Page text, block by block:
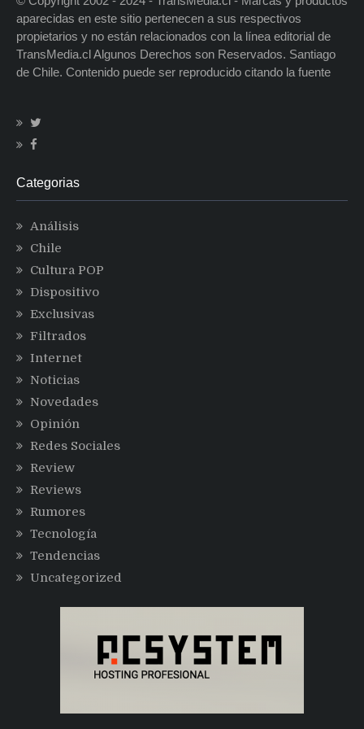
aparecidas en este sitio pertenecen a sus respectivos
propietarios y no están relacionados con la línea editorial de
TransMedia.cl Algunos Derechos son Reservados. Santiago
de Chile. Contenido puede ser reproducido citando la fuente
Categorias
Análisis
Chile
Cultura POP
Dispositivo
Exclusivas
Filtrados
Internet
Noticias
Novedades
Opinión
Redes Sociales
Review
Reviews
Rumores
Tecnología
Tendencias
Uncategorized